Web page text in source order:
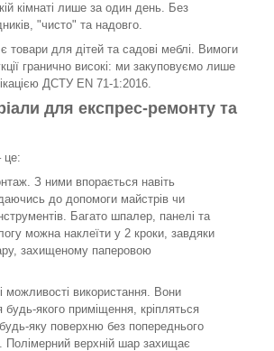
кімнаті лише за один день. Без
"чисто" та надовго.
товари для дітей та садові меблі. Вимоги
гранично високі: ми закуповуємо лише
ДСТУ EN 71-1:2016.
для експрес-ремонту та
це:
З ними впорається навіть
до допомоги майстрів чи
Багато шпалер, панелі та
можна наклеїти у 2 кроки, завдяки
захищеному паперовою
можливості використання. Вони
будь-якого приміщення, кріпляться
яку поверхню без попереднього
Полімерний верхній шар захищає